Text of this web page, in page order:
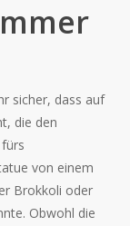
sicher, dass auf
die den
von einem
Brokkoli oder
Obwohl die